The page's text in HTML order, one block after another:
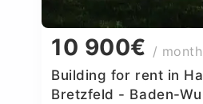
10 900€ / month
Building for rent in
Bretzfeld - Baden-